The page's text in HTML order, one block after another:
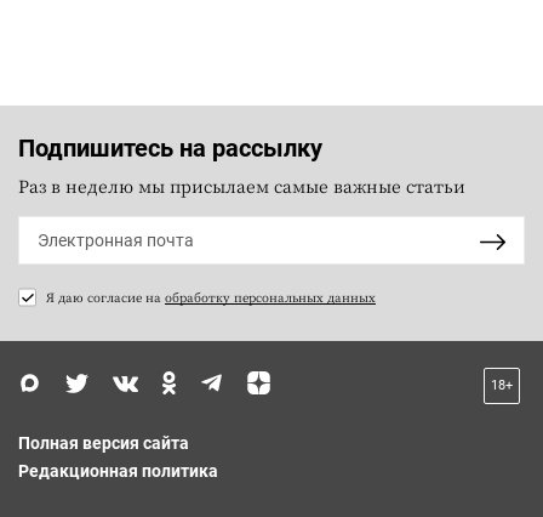
Подпишитесь на рассылку
Раз в неделю мы присылаем самые важные статьи
Я даю согласие на обработку персональных данных
18+
Полная версия сайта
Редакционная политика